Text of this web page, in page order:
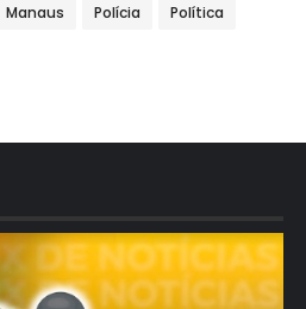
Manaus Polícia Política